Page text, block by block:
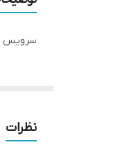
سرویس
نظرات